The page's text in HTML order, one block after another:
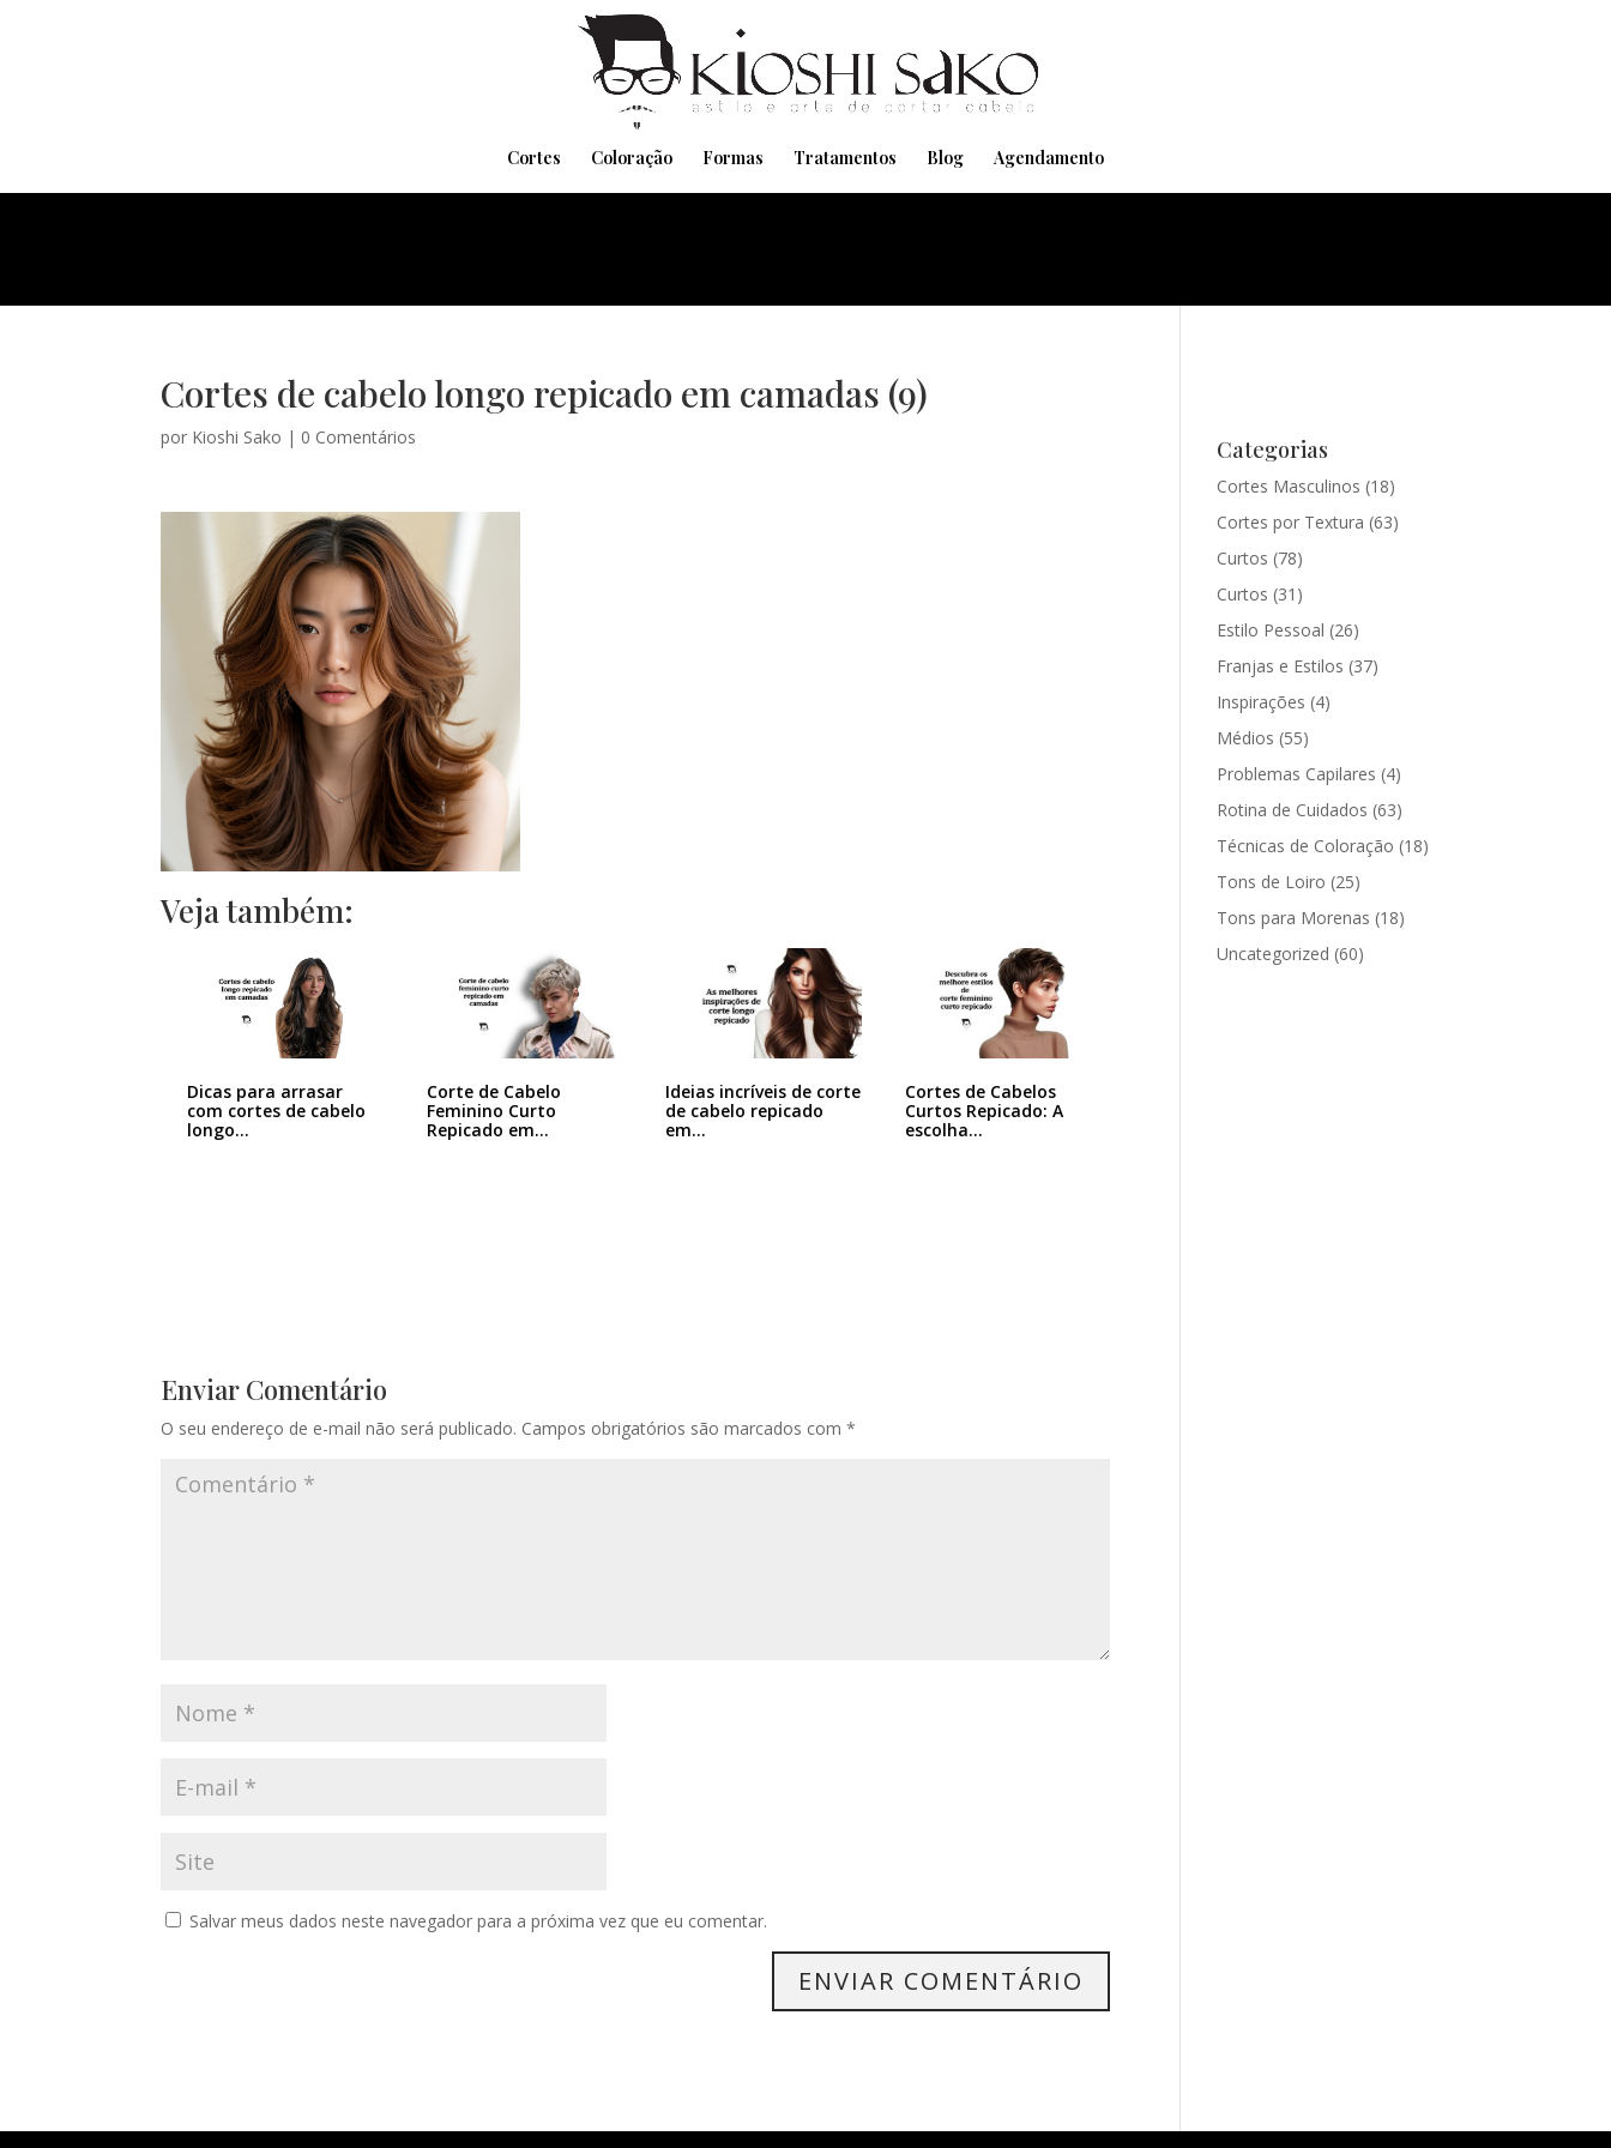
Cortes Coloração Formas Tratamentos Blog Agendamento
Cortes de cabelo longo repicado em camadas (9)
por Kioshi Sako | 0 Comentários
Veja também:
Dicas para arrasar
com cortes de cabelo
longo…
Corte de Cabelo
Feminino Curto
Repicado em
Ideias incríveis de corte
de cabelo repicado
em…
Cortes de Cabelos
Curtos Repicado: A
escolha…
Enviar Comentário
O seu endereço de e-mail não será publicado. Campos obrigatórios são marcados com*
Salvar meus dados neste navegador para a próxima vez que eu comentar.
Categorias
Cortes Masculinos (18)
Cortes por Textura (63)
Curtos (78)
Curtos (31)
Estilo Pessoal (26)
Franjas e Estilos (37)
Inspirações (4)
Médios (55)
Problemas Capilares (4)
Rotina de Cuidados (63)
Técnicas de Coloração (18)
Tons de Loiro (25)
Tons para Morenas (18)
Uncategorized (60)
Pensando em transformar seu Visual??
Agende pelo Whatsapp